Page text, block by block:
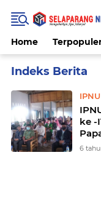
Home
IPNU
ke -
6